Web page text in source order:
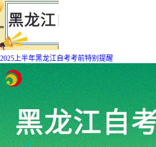
2025上半年黑龙江自考考前特别提醒